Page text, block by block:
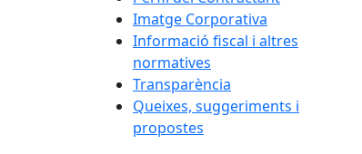
Imatge Corporativa
Informació fiscal i altres
normatives
Transparència
Queixes, suggeriments i
propostes